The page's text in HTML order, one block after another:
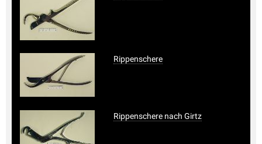
Rippenschere
Rippenschere nach Girtz